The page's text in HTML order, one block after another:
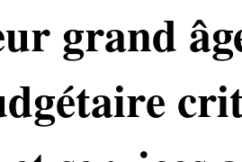
grand